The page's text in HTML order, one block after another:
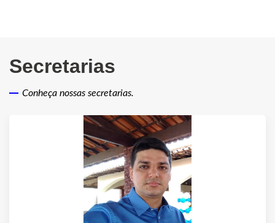
Secretarias
Conheça nossas secretarias.